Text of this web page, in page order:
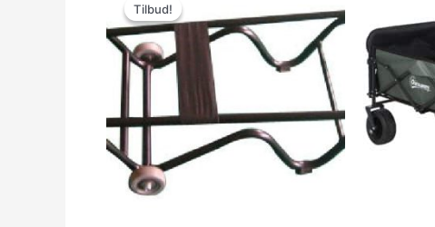
Tilbud!
Tilbud!
pris
var:
500.00kr..
pris
er:
399.00kr..